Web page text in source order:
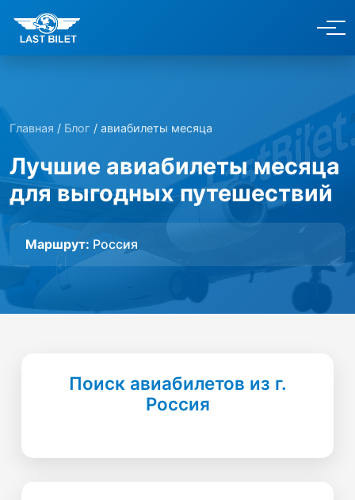
Главная / Блог / авиабилеты месяца
Лучшие авиабилеты месяца
для выгодных путешествий
Маршрут: Россия
Поиск авиабилетов из г.
Россия